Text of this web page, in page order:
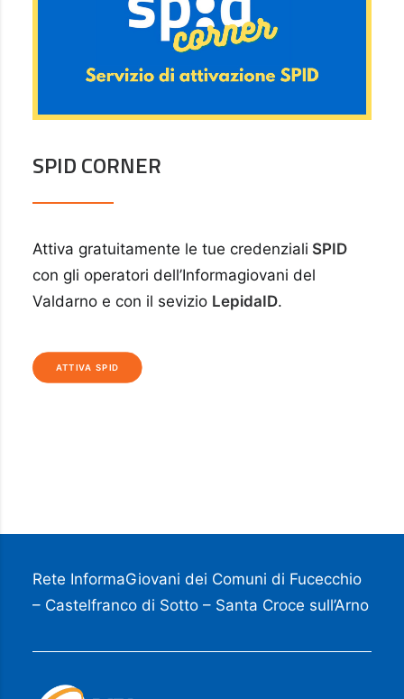
SPID CORNER
Attiva gratuitamente le tue credenziali SPID
con gli operatori dell’Informagiovani del
Valdarno e con il sevizio LepidaID.
ATTIVA SPID
Rete InformaGiovani dei Comuni di Fucecchio
– Castelfranco di Sotto – Santa Croce sull’Arno